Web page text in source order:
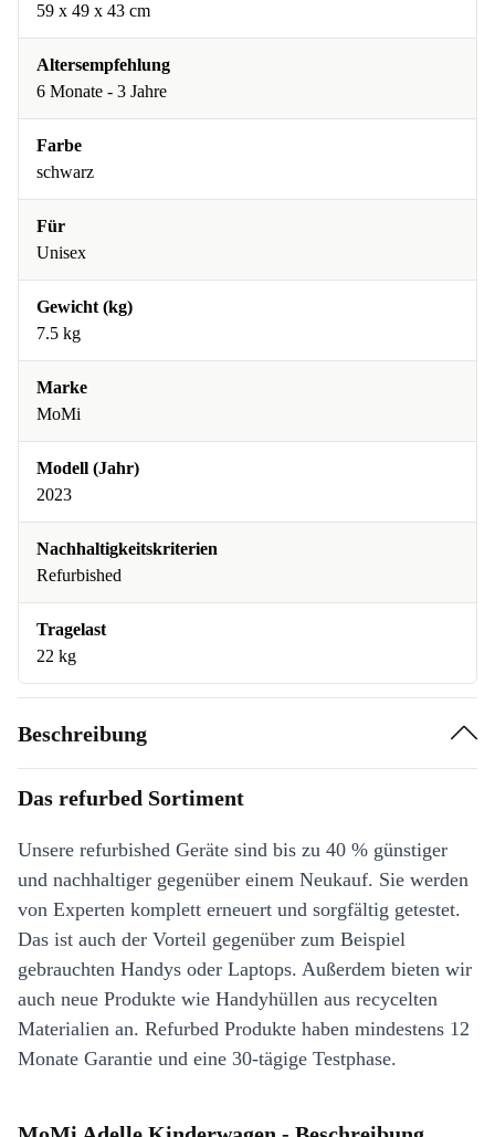
59 x 49 x 43 cm
Altersempfehlung
6 Monate - 3 Jahre
Farbe
schwarz
Für
Unisex
Gewicht (kg)
7.5 kg
Marke
MoMi
Modell (Jahr)
2023
Nachhaltigkeitskriterien
Refurbished
Tragelast
22 kg
Beschreibung
Das refurbed Sortiment
Unsere refurbished Geräte sind bis zu 40 % günstiger
und nachhaltiger gegenüber einem Neukauf. Sie werden
von Experten komplett erneuert und sorgfältig getestet.
Das ist auch der Vorteil gegenüber zum Beispiel
gebrauchten Handys oder Laptops. Außerdem bieten wir
auch neue Produkte wie Handyhüllen aus recycelten
Materialien an. Refurbed Produkte haben mindestens 12
Monate Garantie und eine 30-tägige Testphase.